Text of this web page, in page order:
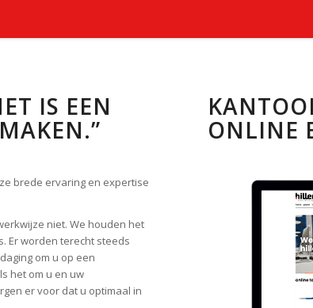
IS EEN
brede ervaring en expertise
niet. We houden het
Er worden terecht steeds
om u op een
het om u en uw
er voor dat u optimaal in
ONLINE